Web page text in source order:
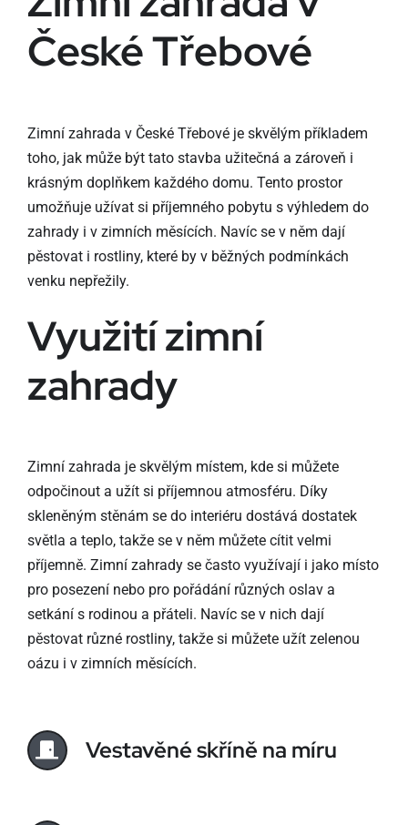
České Třebové
Zimní zahrada v České Třebové je skvělým příkladem
toho, jak může být tato stavba užitečná a zároveň i
krásným doplňkem každého domu. Tento prostor
umožňuje užívat si příjemného pobytu s výhledem do
zahrady i v zimních měsících. Navíc se v něm dají
pěstovat i rostliny, které by v běžných podmínkách
venku nepřežily.
Využití zimní
zahrady
Zimní zahrada je skvělým místem, kde si můžete
odpočinout a užít si příjemnou atmosféru. Díky
skleněným stěnám se do interiéru dostává dostatek
světla a teplo, takže se v něm můžete cítit velmi
příjemně. Zimní zahrady se často využívají i jako místo
pro posezení nebo pro pořádání různých oslav a
setkání s rodinou a přáteli. Navíc se v nich dají
pěstovat různé rostliny, takže si můžete užít zelenou
oázu i v zimních měsících.
Vestavěné skříně na míru